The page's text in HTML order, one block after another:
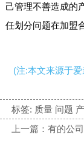
己管理不善造成的
任划分问题在加盟
(注:本文来源于
标签: 质量 问题